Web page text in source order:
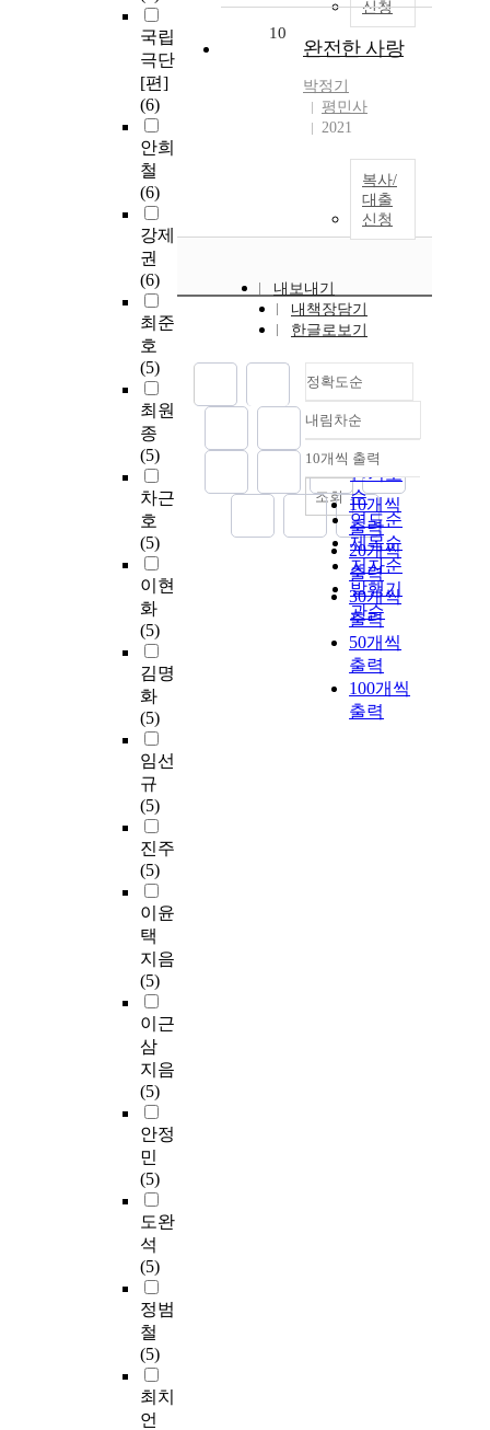
국립
극단
[편]
(6)
안희
철
(6)
강제
권
(6)
최준
호
(5)
최원
종
(5)
차근
호
(5)
이현
화
(5)
김명
화
(5)
임선
규
(5)
진주
(5)
이윤
택
지음
(5)
이근
삼
지음
(5)
안정
민
(5)
도완
석
(5)
정범
철
(5)
최치
언
신청
10
완전한 사랑
박정기
평민사
2021
복사/
대출
신청
내보내기
내책장담기
한글로보기
정확도순
정확도
순
인기도
순
연도순
제목순
저자순
발행기
관순
내림차순
내림차순
10개씩 출력
10개씩
출력
20개씩
출력
30개씩
출력
50개씩
출력
100개씩
출력
조회